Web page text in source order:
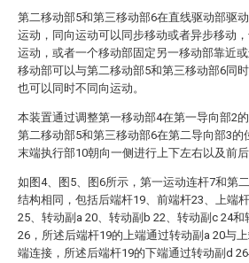
第二移动部5和第三移动部6在直线驱动部驱
运动，同向运动可以同步移动或者异步移动
运动，或者一个移动部固定另一移动部靠近
移动部可以与第二移动部5和第三移动部6同时
也可以同时不同向运动。
本装置通过调整第一移动部4在第一导向部2
第二移动部5和第三移动部6在第二导向部3的
末端执行部10朝向一侧进行上下左右以及前后
如图4、图5、图6所示，第一运动连杆7和第
结构相同，包括后端杆19、前端杆23、上端
25、转动副a 20、转动副b 22、转动副c 24和
26，所述后端杆19的上端通过转动副a 20与
端连接，所述后端杆19的下端通过转动副d